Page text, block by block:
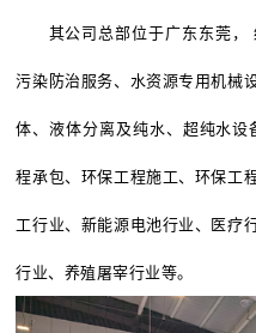
其公司总部位于广东东莞
污染防治服务、水资源专用机械
体、液体分离及纯水、超纯水
程承包、环保工程施工、环保工
工行业、新能源电池行业、医疗
行业、养殖屠宰行业等。